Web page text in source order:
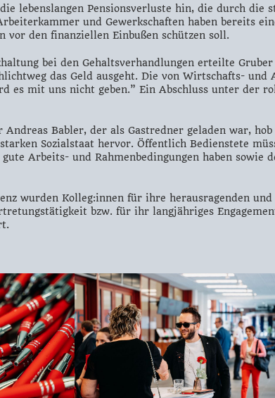
lebenslangen Pensionsverluste hin, die durch die
und Gewerkschaften haben bereits
vor den finanziellen Einbußen schützen soll.
bei den Gehaltsverhandlungen erteilte
das Geld ausgeht. Die von Wirtschafts-
es mit uns nicht geben.” Ein Abschluss unter der
Andreas Babler, der als Gastredner geladen war,
Sozialstaat hervor. Öffentlich Bedienstete
Arbeits- und Rahmenbedingungen haben sowie
wurden Kolleg:innen für ihre herausragenden
bzw. für ihr langjähriges